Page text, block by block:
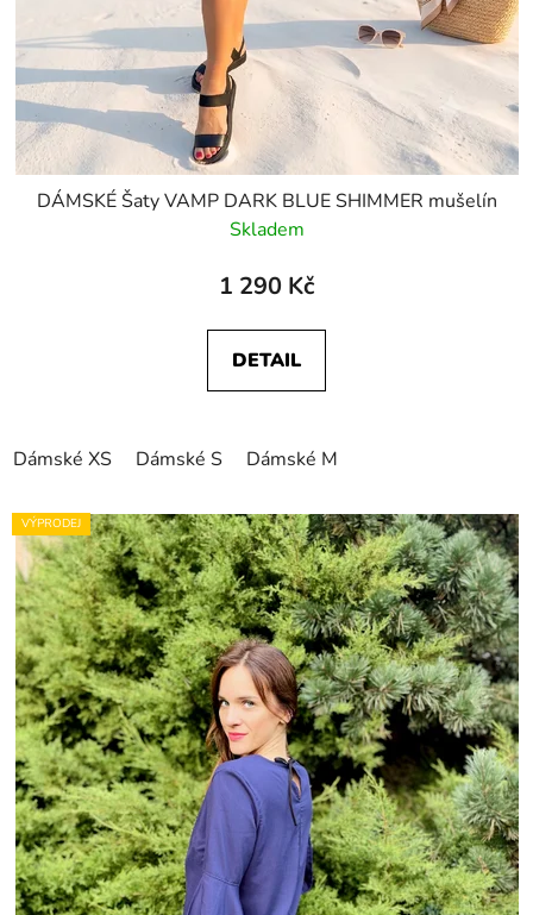
DÁMSKÉ Šaty VAMP DARK BLUE SHIMMER mušelín
Skladem
1 290 Kč
DETAIL
Dámské XS Dámské S Dámské M
VÝPRODEJ